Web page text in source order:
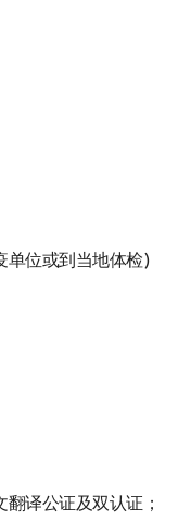
单位或到当地体检)
译公证及双认证；